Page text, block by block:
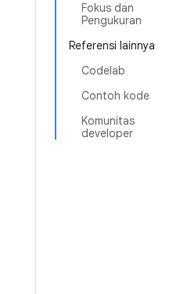
Fokus dan
Pengukuran
Referensi lainnya
Codelab
Contoh kode
Komunitas
developer